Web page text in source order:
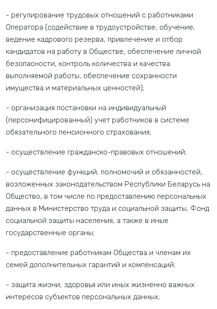
- регулирование трудовых отношений с работниками
Оператора (содействие в трудоустройстве, обучение,
ведение кадрового резерва, привлечение и отбор
кандидатов на работу в Обществе, обеспечение личной
безопасности, контроль количества и качества
выполняемой работы, обеспечение сохранности
имущества и материальных ценностей);
- организация постановки на индивидуальный
(персонифицированный) учет работников в системе
обязательного пенсионного страхования;
- осуществление гражданско-правовых отношений;
- осуществление функций, полномочий и обязанностей,
возложенных законодательством Республики Беларусь на
Общество, в том числе по предоставлению персональных
данных в Министерство труда и социальной защиты, Фонд
социальной защиты населения, а также в иные
государственные органы;
- предоставление работникам Общества и членам их
семей дополнительных гарантий и компенсаций;
- защита жизни, здоровья или иных жизненно важных
интересов субъектов персональных данных;